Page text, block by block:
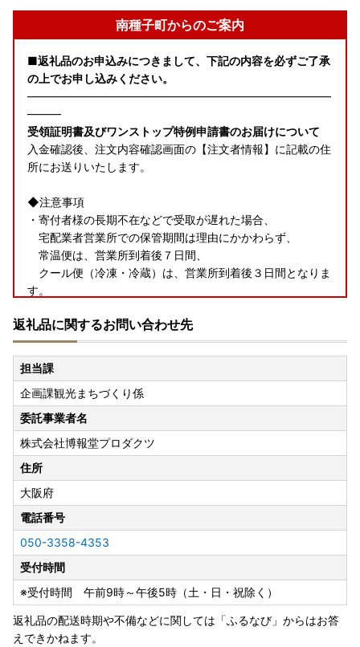
南種子町からのご案内
■返礼品のお申込みにつきまして、下記の内容を必ずご了承
の上でお申し込みください。
―――――――――――――――――――――――――――
―――
受領証明書及びワンストップ特例申請書のお届けについて
入金確認後、注文内容確認画面の【注文者情報】に記載の住
所にお送りいたします。
◆注意事項
・寄付者様の長期不在などで受取が遅れた場合、
宅配業者営業所での保管期間は理由にかかわらず、
常温便は、営業所到着後７日間、
クール便（冷凍・冷蔵）は、営業所到着後３日間となりま
す。
お荷物につきましては、
再発送いたしかねますので期間内に必ずお受け取りくださ
いますようお願いいたします。
返礼品に関するお問い合わせ先
担当課
企画課観光まちづくり係
委託事業者名
株式会社博報堂プロダクツ
住所
大阪府
電話番号
050-3358-4353
受付時間
※受付時間 午前9時～午後5時（土・日・祝除く）
返礼品の配送時期や不備などに関しては「ふるなび」からはお答
えできかねます。